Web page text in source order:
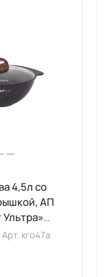
4,5л со
АП
Арт. кго47а